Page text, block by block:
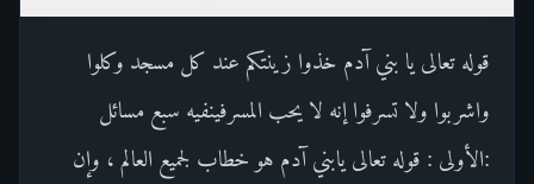
قوله تعالى يا بني آدم خذوا زينتكم عند كل مسجد وكلوا
واشربوا ولا تسرفوا إنه لا يحب المسرفينفيه سبع مسائل
:الأولى : قوله تعالى يابني آدم هو خطاب لجميع العالم ، وإن